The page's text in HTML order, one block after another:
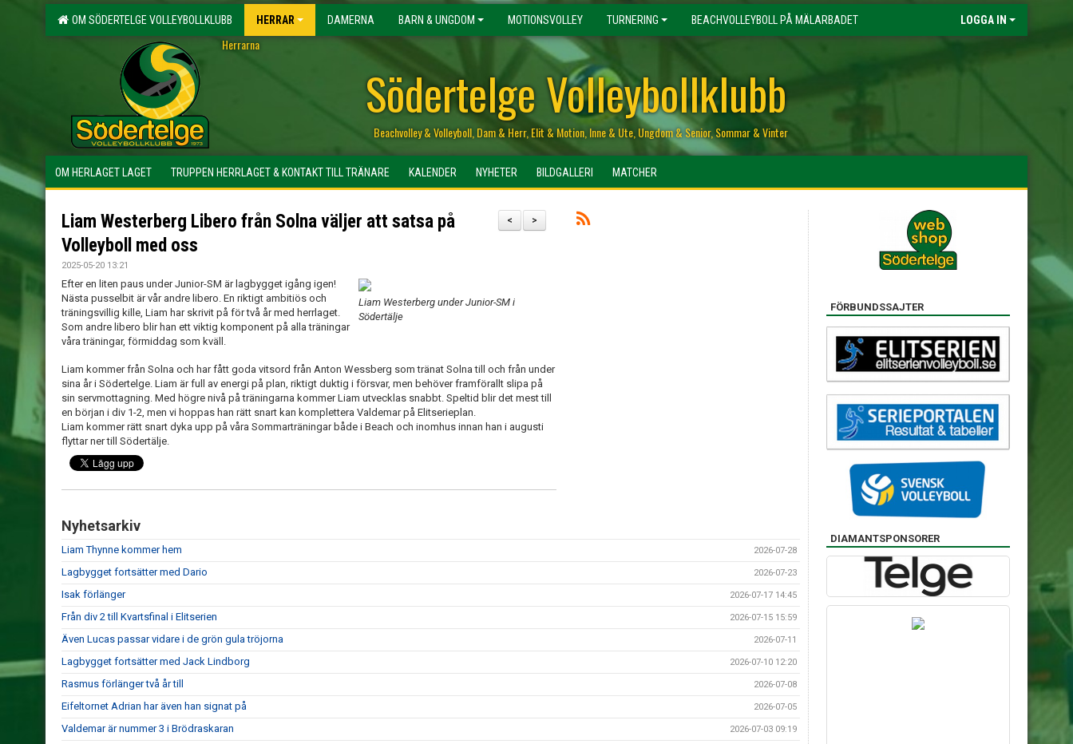
OM SÖDERTELGE VOLLEYBOLLKLUBB HERRAR DAMERNA BARN & UNGDOM MOTIONSVOLLEY TURNERING BEACHVOLLEYBOLL PÅ MÄLARBADET LOGGA IN
Södertelge Volleybollklubb
Beachvolley & Volleyboll, Dam & Herr, Elit & Motion, Inne & Ute, Ungdom & Senior, Sommar & Vinter
Herrarna
OM HERLAGET LAGET TRUPPEN HERRLAGET & KONTAKT TILL TRÄNARE KALENDER NYHETER BILDGALLERI MATCHER
>
<
Liam Westerberg Libero från Solna väljer att satsa på
Volleyboll med oss
2025-05-20 13:21
Liam Westerberg under Junior-SM i
Södertälje
Efter en liten paus under Junior-SM är lagbygget igång igen!
Nästa pusselbit är vår andre libero. En riktigt ambitiös och
träningsvillig kille, Liam har skrivit på för två år med herrlaget.
Som andre libero blir han ett viktig komponent på alla träningar
våra träningar, förmiddag som kväll.
Liam kommer från Solna och har fått goda vitsord från Anton Wessberg som tränat Solna till och från under
sina år i Södertelge. Liam är full av energi på plan, riktigt duktig i försvar, men behöver framförallt slipa på
sin servmottagning. Med högre nivå på träningarna kommer Liam utvecklas snabbt. Speltid blir det mest till
en början i div 1-2, men vi hoppas han rätt snart kan komplettera Valdemar på Elitserieplan.
Liam kommer rätt snart dyka upp på våra Sommarträningar både i Beach och inomhus innan han i augusti
flyttar ner till Södertälje.
Nyhetsarkiv
Liam Thynne kommer hem 2026-07-28
Lagbygget fortsätter med Dario 2026-07-23
Isak förlänger 2026-07-17 14:45
Från div 2 till Kvartsfinal i Elitserien 2026-07-15 15:59
Även Lucas passar vidare i de grön gula tröjorna 2026-07-11
Lagbygget fortsätter med Jack Lindborg 2026-07-10 12:20
Rasmus förlänger två år till 2026-07-08
Eifeltornet Adrian har även han signat på 2026-07-05
Valdemar är nummer 3 i Brödraskaran 2026-07-03 09:19
FÖRBUNDSSAJTER
DIAMANTSPONSORER